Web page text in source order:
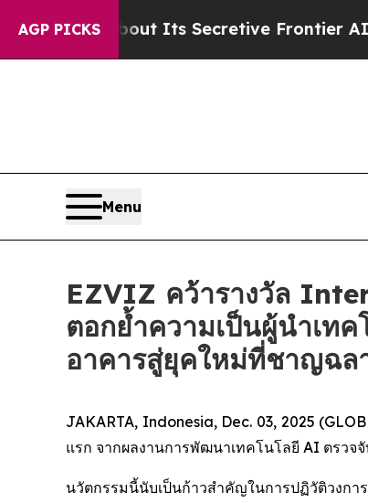
AGP PICKS
About Its Secretive Frontier AI
Menu
EZVIZ คว้ารางวัล
ตอกย้ำความเป็นผู้นำเท
อาคารสู่ยุคใหม่ที่ชาญฉล
JAKARTA, Indonesia, Dec. 03, 2025
แรก จากผลงานการพัฒนาเทคโนโลยี AI ตรวจ
นวัตกรรมนี้นับเป็นก้าวสำคัญในการปฏิวัติวง